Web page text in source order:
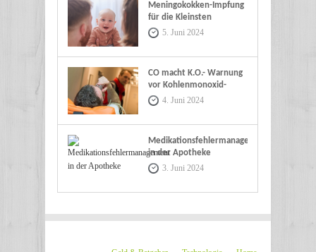
Meningokokken-Impfung
für die Kleinsten
5. Juni 2024
CO macht K.O.- Warnung
vor Kohlenmonoxid-
Vergiftungen
4. Juni 2024
Medikationsfehlermanagement
in der Apotheke
3. Juni 2024